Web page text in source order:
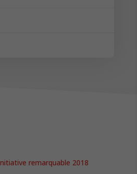
remarquable 2018